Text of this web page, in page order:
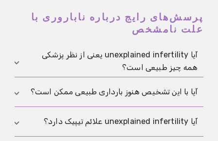
پرسش‌های رایج درباره ناباروری با
علت نامشخص
آیا unexplained infertility یعنی از نظر پزشکی
همه چیز طبیعی است؟
نه دقیقاً. این فقط یعنی ارزیابی استاندارد علت روشنی
هنوز می‌توانند نقش داشته باشند.
آیا با این تشخیص هنوز بارداری طبیعی ممکن است؟
بله. این تشخیص به معنی صفر بودن شانس نیست، بلکه
آیا unexplained infertility علائم تیپیک دارد؟